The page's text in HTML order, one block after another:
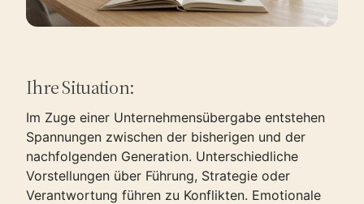
Ihre Situation:
Im Zuge einer Unternehmensübergabe entstehen
Spannungen zwischen der bisherigen und der
nachfolgenden Generation. Unterschiedliche
Vorstellungen über Führung, Strategie oder
Verantwortung führen zu Konflikten. Emotionale